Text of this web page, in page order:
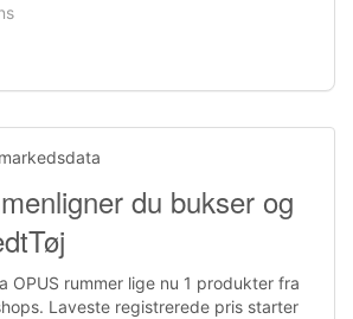
du bukser og
OPUS rummer lige nu 1 produkter fra
Laveste registrerede pris starter